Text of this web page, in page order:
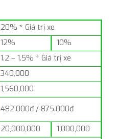
20% * Giá trị xe
12%
10%
1.2 – 1.5% * Giá trị xe
340,000
1,560,000
482.000đ / 875.000đ
20,000,000
1,000,000